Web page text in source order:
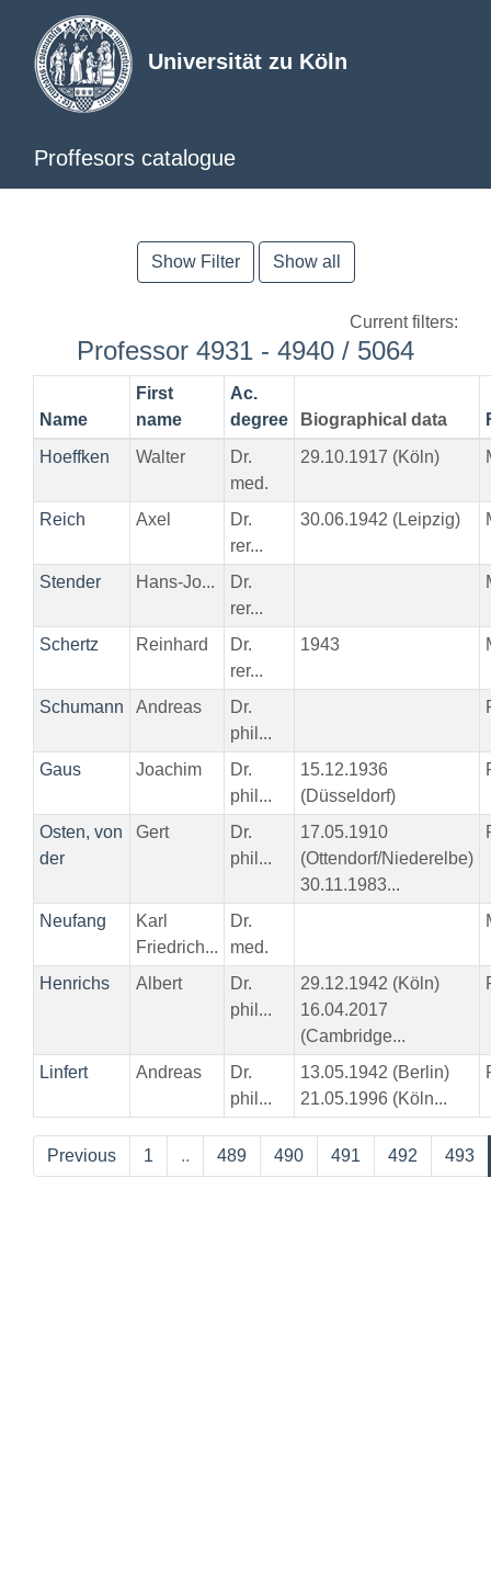
Universität zu Köln
Proffesors catalogue
Show Filter Show all
Current filters:
Professor 4931 - 4940 / 5064
Name
First
name
Ac.
degree
Biographical data
Hoeffken
Walter
Dr.
med.
29.10.1917 (Köln)
Reich Axel
Dr.
rer...
30.06.1942 (Leipzig)
Stender Hans-Jo...
Dr.
rer...
Schertz Reinhard
Dr.
rer...
1943
Schumann Andreas
Dr.
phil...
Gaus Joachim
Dr.
phil...
15.12.1936
(Düsseldorf)
Osten, von
der
Gert
Dr.
phil...
17.05.1910
(Ottendorf/Niederelbe)
30.11.1983...
Neufang
Karl
Friedrich...
Dr.
med.
Henrichs Albert
Dr.
phil...
29.12.1942 (Köln)
16.04.2017
(Cambridge...
Linfert Andreas
Dr.
phil...
13.05.1942 (Berlin)
21.05.1996 (Köln...
Previous 1 .. 489 490 491 492 493